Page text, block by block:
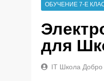
ОБУЧЕНИЕ 7-Е
для
IT Школа